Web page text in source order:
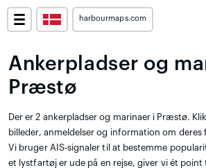
harbourmaps.com
Ankerpladser og
Præstø
Der er 2 ankerpladser og marinaer i Præstø.
billeder, anmeldelser og information om deres
Vi bruger AIS-signaler til at bestemme
et lystfartøj er ude på en rejse, giver vi ét point